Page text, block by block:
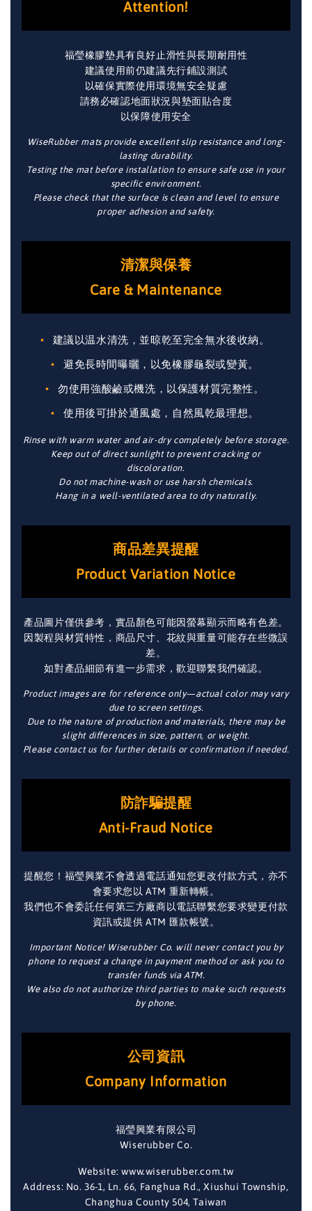
Attention!
福瑩橡膠墊具有良好止滑性與長期耐用性
建議使用前仍建議先行鋪設測試
以確保實際使用環境無安全疑慮
請務必確認地面狀況與墊面貼合度
以保障使用安全
WiseRubber mats provide excellent slip resistance and long-
lasting durability.
Testing the mat before installation to ensure safe use in your
specific environment.
Please check that the surface is clean and level to ensure
proper adhesion and safety.
清潔與保養
Care & Maintenance
建議以温水清洗，並晾乾至完全無水後收納。
避免長時間曝曬，以免橡膠龜裂或變黃。
勿使用強酸鹼或機洗，以保護材質完整性。
使用後可掛於通風處，自然風乾最理想。
Rinse with warm water and air-dry completely before storage.
Keep out of direct sunlight to prevent cracking or
discoloration.
Do not machine-wash or use harsh chemicals.
Hang in a well-ventilated area to dry naturally.
商品差異提醒
Product Variation Notice
產品圖片僅供參考，實品顏色可能因螢幕顯示而略有色差。
因製程與材質特性，商品尺寸、花紋與重量可能存在些微誤
差。
如對產品細節有進一步需求，歡迎聯繫我們確認。
Product images are for reference only—actual color may vary
due to screen settings.
Due to the nature of production and materials, there may be
slight differences in size, pattern, or weight.
Please contact us for further details or confirmation if needed.
防詐騙提醒
Anti-Fraud Notice
提醒您！福瑩興業不會透過電話通知您更改付款方式，亦不
會要求您以 ATM 重新轉帳。
我們也不會委託任何第三方廠商以電話聯繫您要求變更付款
資訊或提供 ATM 匯款帳號。
Important Notice! Wiserubber Co. will never contact you by
phone to request a change in payment method or ask you to
transfer funds via ATM.
We also do not authorize third parties to make such requests
by phone.
公司資訊
Company Information
福瑩興業有限公司
Wiserubber Co.
Website: www.wiserubber.com.tw
Address: No. 36-1, Ln. 66, Fanghua Rd., Xiushui Township,
Changhua County 504, Taiwan